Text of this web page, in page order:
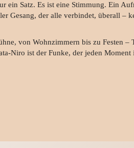
ein Satz. Es ist eine Stimmung. Ein
Gesang, der alle verbindet, überall –
von Wohnzimmern bis zu Festen –
Niro ist der Funke, der jeden Moment